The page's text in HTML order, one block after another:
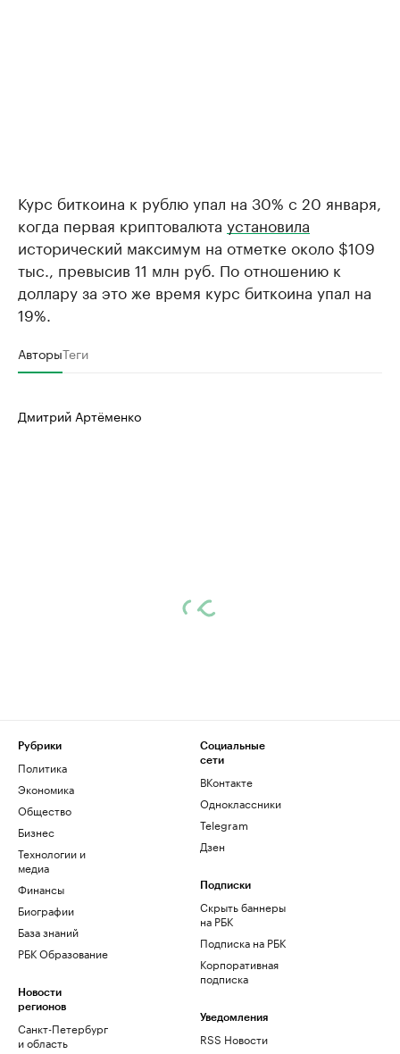
Курс биткоина к рублю упал на 30% с 20 января,
когда первая криптовалюта установила
исторический максимум на отметке около $109
тыс., превысив 11 млн руб. По отношению к
доллару за это же время курс биткоина упал на
19%.
АвторыТеги
Дмитрий Артёменко
Рубрики
Политика
Экономика
Общество
Бизнес
Технологии и
медиа
Финансы
Биографии
База знаний
РБК Образование
Новости
регионов
Санкт-Петербург
и область
Социальные
сети
ВКонтакте
Одноклассники
Telegram
Дзен
Подписки
Скрыть баннеры
на РБК
Подписка на РБК
Корпоративная
подписка
Уведомления
RSS Новости